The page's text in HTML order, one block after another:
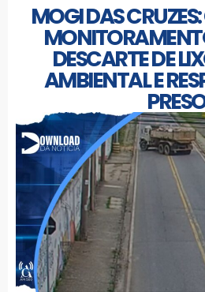
MOGI DAS
DESCARTE DE
AMBIENTAL E